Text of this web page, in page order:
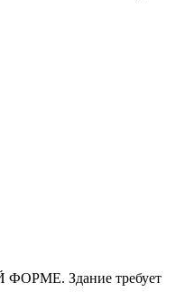
Здание требует